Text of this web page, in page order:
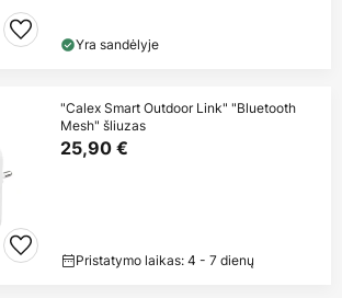
Yra sandėlyje
"Calex Smart Outdoor Link" "Bluetooth
Mesh" šliuzas
25,90 €
Pristatymo laikas: 4 - 7 dienų